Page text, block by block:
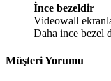
İnce bezeldir
Videowall
Daha ince bezel
Müşteri Yorumu